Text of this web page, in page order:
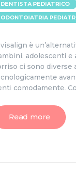
DENTISTA PEDIATRICO
ODONTOIATRIA
è
adolescenti e
ci sono diverse
comodamente.
Read more